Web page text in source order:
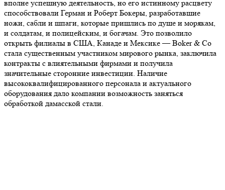
вполне успешную деятельность, но его истинному расцвету
способствовали Герман и Роберт Бокеры, разработавшие
ножи, сабли и шпаги, которые пришлись по душе и морякам,
и солдатам, и полицейским, и богачам. Это позволило
открыть филиалы в США, Канаде и Мексике — Boker & Co
стала существенным участником мирового рынка, заключила
контракты с влиятельными фирмами и получила
значительные сторонние инвестиции. Наличие
высококвалифицированного персонала и актуального
оборудования дало компании возможность заняться
обработкой дамасской стали.